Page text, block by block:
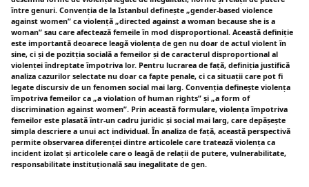
între genuri. Convenția de la Istanbul definește „gender-based violence
against women” ca violență „directed against a woman because she is a
woman” sau care afectează femeile în mod disproportional. Această definiție
este importantă deoarece leagă violența de gen nu doar de actul violent în
sine, ci și de pozitția socială a femeilor și de caracterul disproportional al
violenței îndreptate împotriva lor. Pentru lucrarea de față, definiția justifică
analiza cazurilor selectate nu doar ca fapte penale, ci ca situații care pot fi
legate discursiv de un fenomen social mai larg. Convenția definește violența
împotriva femeilor ca „a violation of human rights” și „a form of
discrimination against women”. Prin această formulare, violența împotriva
femeilor este plasată într-un cadru juridic și social mai larg, care depășește
simpla descriere a unui act individual. În analiza de față, această perspectivă
permite observarea diferenței dintre articolele care tratează violența ca
incident izolat și articolele care o leagă de relații de putere, vulnerabilitate,
responsabilitate instituțională sau inegalitate de gen.